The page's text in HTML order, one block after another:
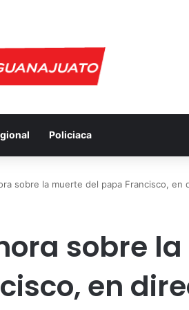
Policiaca
sobre la muerte del papa Francisco, en
sobre
en